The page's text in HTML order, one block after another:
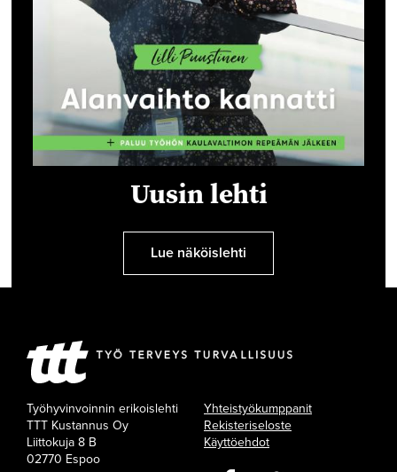
Uusin lehti
Lue näköislehti
Työhyvinvoinnin erikoislehti
TTT Kustannus Oy
Liittokuja 8 B
02770 Espoo
Yhteistyökumppanit
Rekisteriseloste
Käyttöehdot